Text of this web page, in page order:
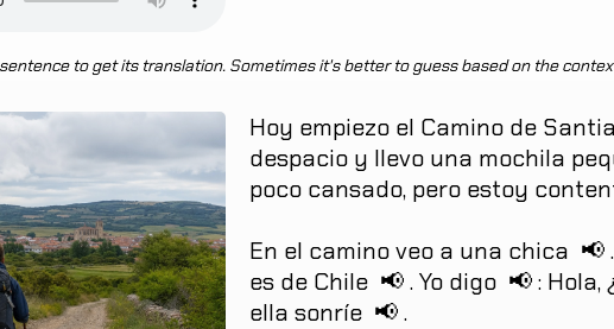
to get its translation. Sometimes it's better to guess based on the
Hoy empiezo el Camino de
despacio y llevo una mochila
poco cansado, pero estoy
En el camino veo a una chica 📢 .
es de Chile 📢 . Yo digo 📢 : Hola,
ella sonríe 📢 .